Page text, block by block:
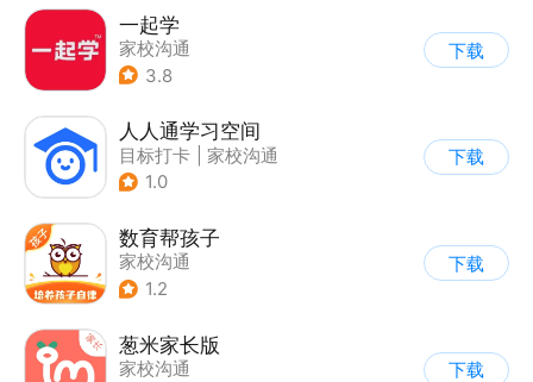
一起学
家校沟通
3.8
下载
人人通学习空间
目标打卡
家校沟通
1.0
下载
数育帮孩子
家校沟通
1.2
下载
葱米家长版
家校沟通
下载